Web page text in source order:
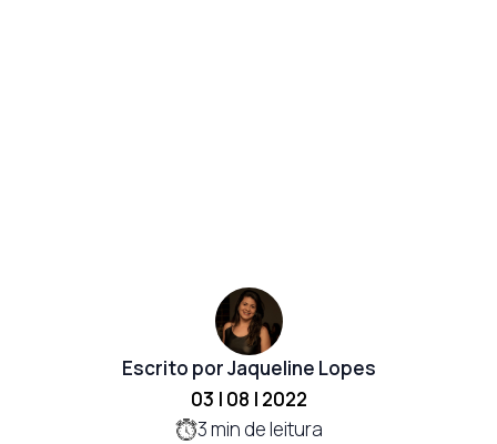
Escrito por Jaqueline Lopes
03 | 08 | 2022
3min de leitura